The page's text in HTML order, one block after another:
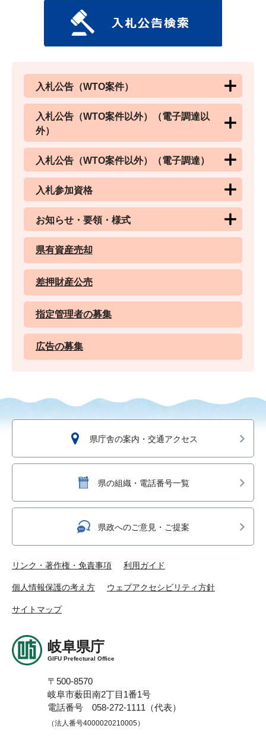
入札公告（WTO案件）
入札公告（WTO案件以外）（電子調達以
外）
入札公告（WTO案件以外）（電子調達）
入札参加資格
お知らせ・要領・様式
県有資産売却
差押財産公売
指定管理者の募集
広告の募集
県庁舎の案内・交通アクセス
県の組織・電話番号一覧
県政へのご意見・ご提案
リンク・著作権・免責事項 利用ガイド
個人情報保護の考え方 ウェブアクセシビリティ方針
サイトマップ
岐阜県庁
GIFU Prefectural Office
〒500-8570
岐阜市薮田南2丁目1番1号
電話番号 058-272-1111（代表）
（法人番号4000020210005）